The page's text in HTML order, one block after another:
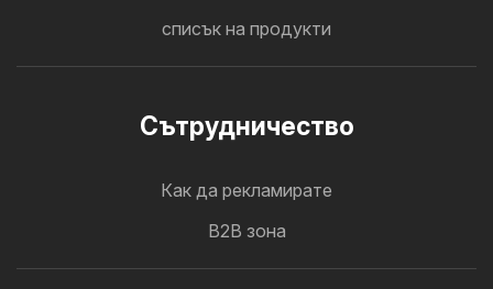
списък на продукти
Cътрудничество
Как да рекламирате
B2B зона